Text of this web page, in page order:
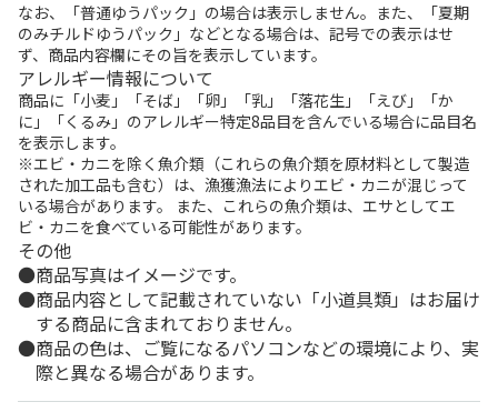
なお、「普通ゆうパック」の場合は表示しません。また、「夏期
のみチルドゆうパック」などとなる場合は、記号での表示はせ
ず、商品内容欄にその旨を表示しています。
アレルギー情報について
商品に「小麦」「そば」「卵」「乳」「落花生」「えび」「か
に」「くるみ」のアレルギー特定8品目を含んでいる場合に品目名
を表示します。
※エビ・カニを除く魚介類（これらの魚介類を原材料として製造
された加工品も含む）は、漁獲漁法によりエビ・カニが混じって
いる場合があります。 また、これらの魚介類は、エサとしてエ
ビ・カニを食べている可能性があります。
その他
商品写真はイメージです。
商品内容として記載されていない「小道具類」はお届け
する商品に含まれておりません。
商品の色は、ご覧になるパソコンなどの環境により、実
際と異なる場合があります。